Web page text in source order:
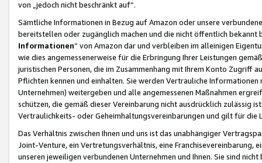
von „jedoch nicht beschränkt auf“.
Sämtliche Informationen in Bezug auf Amazon oder unsere
bereitstellen oder zugänglich machen und die nicht öffentlich
Informationen“ von Amazon dar und verbleiben im alleinigen
wie dies angemessenerweise für die Erbringung Ihrer Leistungen
juristischen Personen, die im Zusammenhang mit Ihrem Konto
Pflichten kennen und einhalten. Sie werden Vertrauliche
Unternehmen) weitergeben und alle angemessenen Maßnahmen
schützen, die gemäß dieser Vereinbarung nicht ausdrücklich zulässig
Vertraulichkeits- oder Geheimhaltungsvereinbarungen und gilt für die
Das Verhältnis zwischen Ihnen und uns ist das unabhängiger
Joint-Venture, ein Vertretungsverhältnis, eine Franchisevereinbarung,
unseren jeweiligen verbundenen Unternehmen und Ihnen. Sie sind